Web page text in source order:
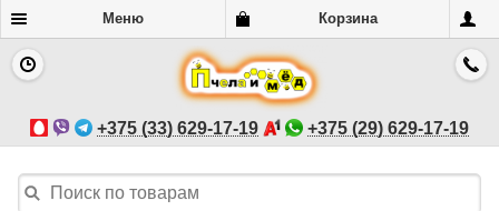
Меню Корзина
+375 (33) 629-17-19 +375 (29) 629-17-19